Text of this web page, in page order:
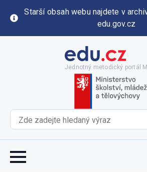
Starší obsah webu najdete v
edu.gov.cz
Jednotný metodický portál